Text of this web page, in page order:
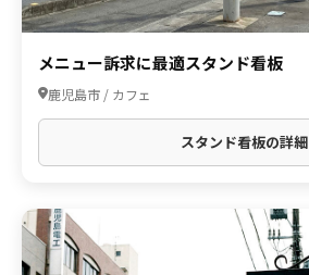
メニュー訴求に最適スタンド看板
鹿児島市 / カフェ
スタンド看板の詳細